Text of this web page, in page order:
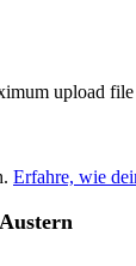
upload
Erfahre, wie